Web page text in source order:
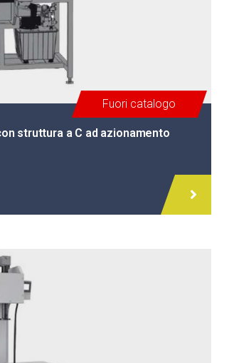
struttura a C ad azionamento
Fuori catalogo